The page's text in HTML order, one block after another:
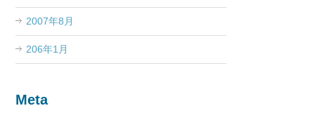
2007年8月
206年1月
Meta